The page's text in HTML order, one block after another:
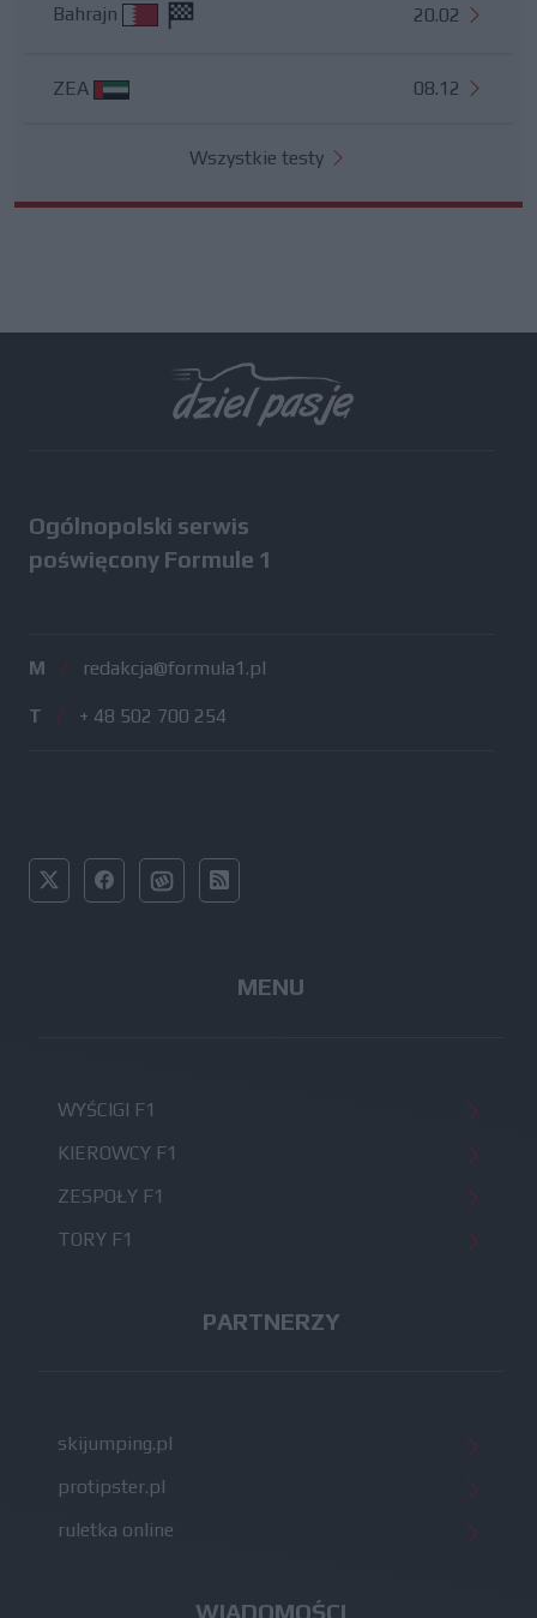
Bahrajn 20.02
ZEA 08.12
Wszystkie testy
Ogólnopolski serwis
poświęcony Formule 1
M / redakcja@formula1.pl
T / + 48 502 700 254
MENU
WYŚCIGI F1
KIEROWCY F1
ZESPOŁY F1
TORY F1
PARTNERZY
skijumping.pl
protipster.pl
ruletka online
WIADOMOŚCI